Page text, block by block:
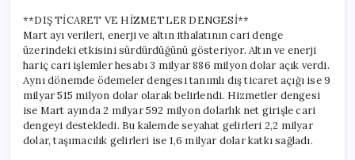
**DIŞ TİCARET VE HİZMETLER DENGESİ**
Mart ayı verileri, enerji ve altın ithalatının cari denge
üzerindeki etkisini sürdürdüğünü gösteriyor. Altın ve enerji
hariç cari işlemler hesabı 3 milyar 886 milyon dolar açık verdi.
Aynı dönemde ödemeler dengesi tanımlı dış ticaret açığı ise 9
milyar 515 milyon dolar olarak belirlendi. Hizmetler dengesi
ise Mart ayında 2 milyar 592 milyon dolarlık net girişle cari
dengeyi destekledi. Bu kalemde seyahat gelirleri 2,2 milyar
dolar, taşımacılık gelirleri ise 1,6 milyar dolar katkı sağladı.